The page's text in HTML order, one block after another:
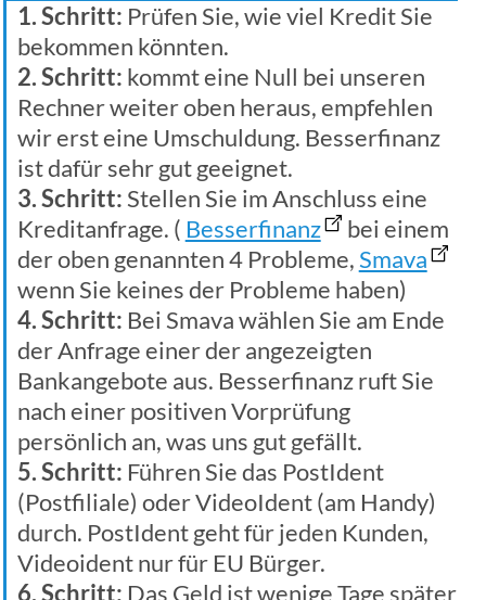
1. Schritt: Prüfen Sie, wie viel Kredit Sie
bekommen könnten.
2. Schritt: kommt eine Null bei unseren
Rechner weiter oben heraus, empfehlen
wir erst eine Umschuldung. Besserfinanz
ist dafür sehr gut geeignet.
3. Schritt: Stellen Sie im Anschluss eine
Kreditanfrage. ( Besserfinanz
bei einem
der oben genannten 4 Probleme,Smava
wenn Sie keines der Probleme haben)
4. Schritt: Bei Smava wählen Sie am Ende
der Anfrage einer der angezeigten
Bankangebote aus. Besserfinanz ruft Sie
nach einer positiven Vorprüfung
persönlich an, was uns gut gefällt.
5. Schritt: Führen Sie das PostIdent
(Postfiliale) oder VideoIdent (am Handy)
durch. PostIdent geht für jeden Kunden,
Videoident nur für EU Bürger.
6. Schritt: Das Geld ist wenige Tage später